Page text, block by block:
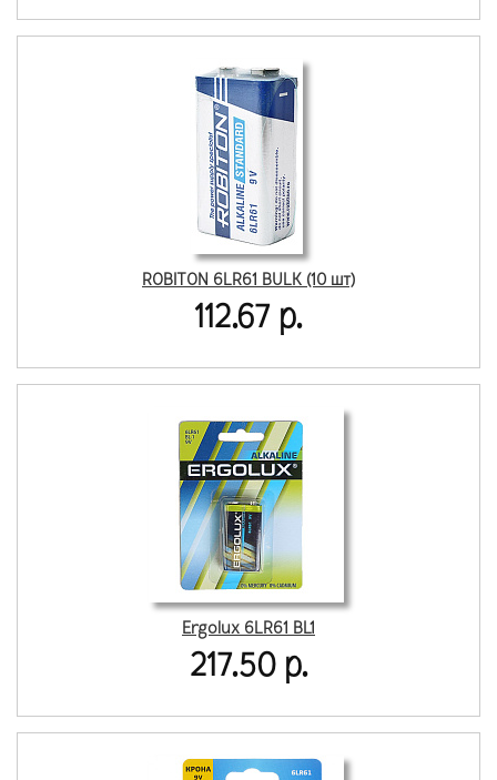
ROBITON 6LR61 BULK (10 шт)
112.67 р.
Ergolux 6LR61 BL1
217.50 р.